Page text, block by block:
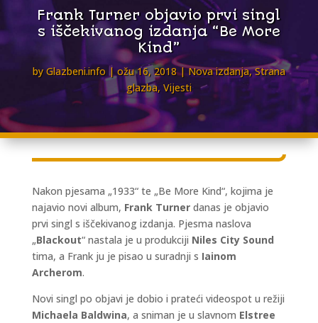
Frank Turner objavio prvi singl
s iščekivanog izdanja “Be More
Kind”
byGlazbeni.info ožu 16, 2018 Nova izdanja,Strana
glazba, Vijesti
Nakon pjesama „1933“ te „Be More Kind“, kojima je
najavio novi album, Frank Turnerdanas je objavio
prvi singl s iščekivanog izdanja. Pjesma naslova
„Blackout“ nastala je u produkciji Niles City Sound
tima, a Frank ju je pisao u suradnji s Iainom
Archerom.
Novi singl po objavi je dobio i prateći videospot u režiji
Michaela Baldwina, a sniman je u slavnom Elstree